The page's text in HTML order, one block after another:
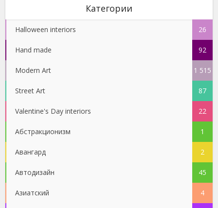
Категории
Halloween interiors 26
Hand made 92
Modern Art 1 515
Street Art 87
Valentine's Day interiors 22
Абстракционизм 1
Авангард 2
Автодизайн 45
Азиатский 4